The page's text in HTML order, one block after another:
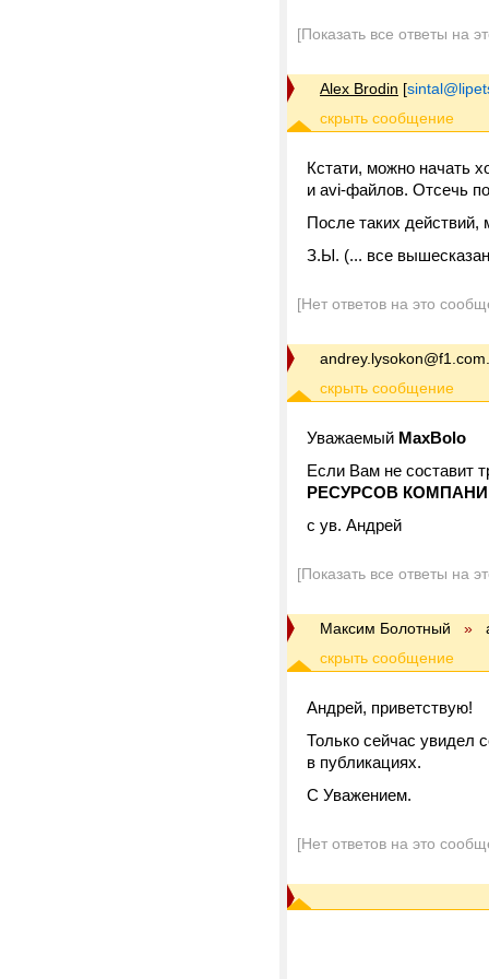
[Показать все ответы на
Alex Brodin [
Кстати, можно начать
и avi-файлов. Отсечь
После таких действий,
З.Ы. (... все
[Нет ответов на это
Уважаемый MaxBolo
Если Вам не составит
РЕСУРСОВ
с ув. Андрей
[Показать все ответы на
Максим Болотный »
Андрей, приветствую!
Только сейчас увидел
в публикациях.
С Уважением.
[Нет ответов на это